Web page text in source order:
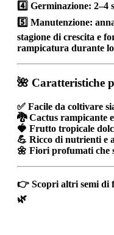
4️⃣ Germinazione: 2–4
5️⃣ Manutenzione:
stagione di crescita e
rampicatura durante
🌺 Caratteristiche
✅ Facile da coltivare
🐉 Cactus rampicante
🍓 Frutto tropicale
💪 Ricco di nutrienti e
🌼 Fiori profumati che
👉 Scopri altri semi di
🌿